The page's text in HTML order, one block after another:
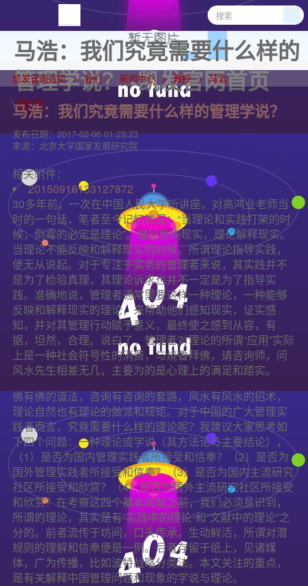
马浩：我们究竟需要什么样的
管理学说？ -凯发官网首页
凯发官网首页 我们 新闻中心 教授 马浩
马浩：我们究竟需要什么样的管理学说？
发布日期：2017-02-06 01:23:23
来源： 北京大学国家发展研究院
相关附件：
20150916133127872
30多年前，一次在中国人民大学听讲座，对高鸿业老师当
时的一句话，笔者至今记忆犹深：“当理论和实践打架的时
候，倒霉的必定是理论”。理论反映现实，理论解释现实。
当理论不能反映和解释现实的时候，所谓理论指导实践，
便无从说起。对于专注于实务的管理者来说，其实践并不
是为了检验真理，其理论诉求也并不一定是为了指导实
践。准确地说，管理者通常需要这样一种理论，一种能够
反映和解释现实的理论，来帮助他们感知现实，证实感
知，并对其管理行动赋予意义，最终使之感到从容，有
据，坦然，合理。说白了，管理者对理论的所谓“应用”实际
上是一种社会符号性的消费，与烧香拜佛，请咨询师，问
风水先生相差无几，主要为的是心理上的满足和踏实。
佛有佛的道法，咨询有咨询的套路，风水有风水的招术，
理论自然也有理论的做派和规矩。对于中国的广大管理实
践者而言，究竟需要什么样的理论呢？我建议大家思考如
下四个问题：一种理论或学说（其方法论与主要结论），
（1）是否为国内管理实践者所接受和信奉？（2）是否为
国外管理实践者所接受和信奉？（3）是否为国内主流研究
社区所接受和欣赏？（4）是否为国外主流研究社区所接受
和欣赏？在考察这四个基本问题之前，我们必须意识到，
所谓的理论，其实是有“实践中的理论”和“文献中的理论”之
分的。前者流传于坊间，口头传承，生动鲜活，所谓对潜
规则的理解和信奉便是一例。后者存留于纸上，见诸媒
体，广为传播，比如波特战略分类法。本文关注的重点，
是有关解释中国管理问题和现象的学说与理论。